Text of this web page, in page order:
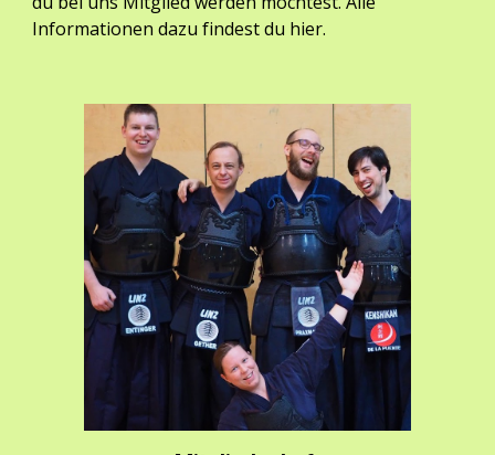
Informationen dazu findest du hier.